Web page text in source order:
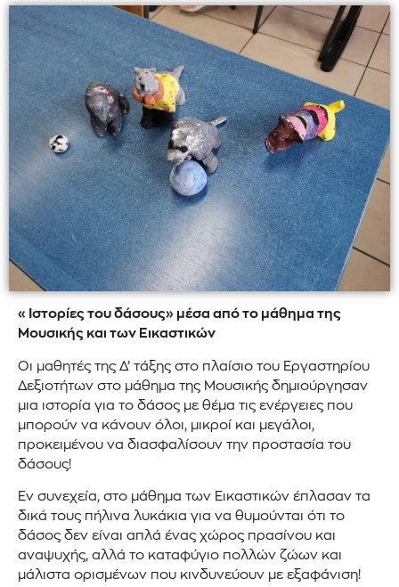
«Ιστορίες του δάσους» μέσα από το μάθημα της
Μουσικής και των Εικαστικών
Οι μαθητές της Δ’ τάξης στο πλαίσιο του Εργαστηρίου
Δεξιοτήτων στο μάθημα της Μουσικής δημιούργησαν
μια ιστορία για το δάσος με θέμα τις ενέργειες που
μπορούν να κάνουν όλοι, μικροί και μεγάλοι,
προκειμένου να διασφαλίσουν την προστασία του
δάσους!
Εν συνεχεία, στο μάθημα των Εικαστικών έπλασαν τα
δικά τους πήλινα λυκάκια για να θυμούνται ότι το
δάσος δεν είναι απλά ένας χώρος πρασίνου και
αναψυχής, αλλά το καταφύγιο πολλών ζώων και
μάλιστα ορισμένων που κινδυνεύουν με εξαφάνιση!